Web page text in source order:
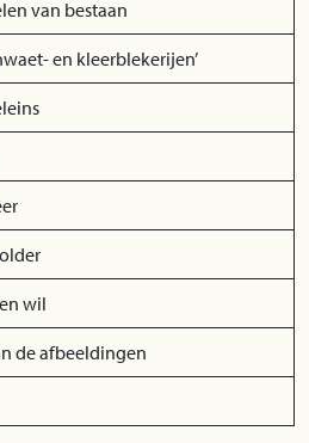
van bestaan
en kleerblekerijen’
wil
de afbeeldingen